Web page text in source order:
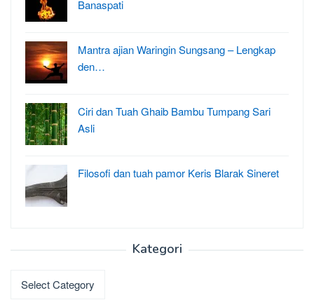
Banaspati
Mantra ajian Waringin Sungsang – Lengkap
den…
Ciri dan Tuah Ghaib Bambu Tumpang Sari
Asli
Filosofi dan tuah pamor Keris Blarak Sineret
Kategori
Kategori